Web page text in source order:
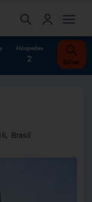
Hóspedes
2 Editar
, Brasil